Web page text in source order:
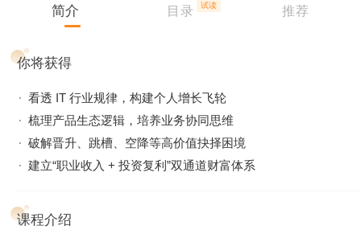
简介 目录 试读 推荐
你将获得
看透 IT 行业规律，构建个人增长飞轮
梳理产品生态逻辑，培养业务协同思维
破解晋升、跳槽、空降等高价值抉择困境
建立“职业收入 + 投资复利”双通道财富体系
课程介绍